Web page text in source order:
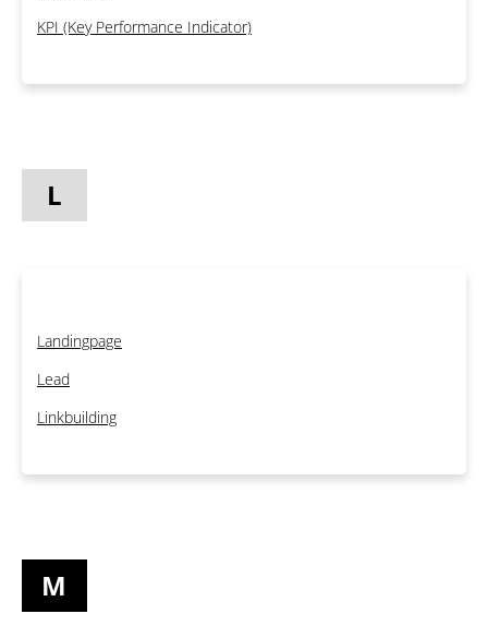
KPI (Key Performance Indicator)
L
Landingpage
Lead
Linkbuilding
M